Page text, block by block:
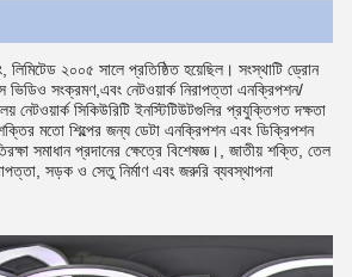
লিমিটেড ২০০৫ সালে প্রতিষ্ঠিত হয়েছিল। সংস্থাটি ড্রোন
ভিডিও সংক্রমণ,এবং নেটওয়ার্ক নিরাপত্তা এনক্রিপশন/
নেটওয়ার্ক সিকিউরিটি ইনস্টিটিউটগুলির প্রযুক্তিগত দক্ষতা
মতো শিল্পের জন্য ডেটা এনক্রিপশন এবং ডিক্রিপশন
সমাধান প্রদানের ক্ষেত্রে বিশেষজ্ঞ।, জাতীয় শক্তি, তেল
সড়ক ও সেতু নির্মাণ এবং জরুরি ব্যবস্থাপনা